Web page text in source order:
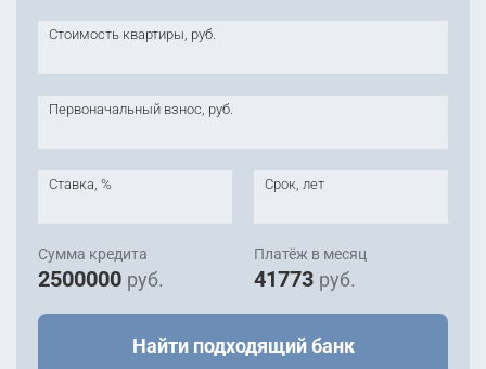
Стоимость квартиры, руб.
Первоначальный взнос, руб.
Ставка, % Срок, лет
Сумма кредита
2500000 руб.
Платёж в месяц
41773 руб.
Найти подходящий банк